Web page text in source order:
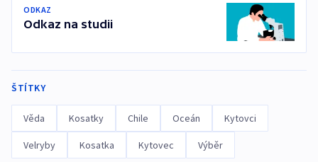
ODKAZ
Odkaz na studii
ŠTÍTKY
Věda Kosatky Chile Oceán Kytovci
Velryby Kosatka Kytovec Výběr